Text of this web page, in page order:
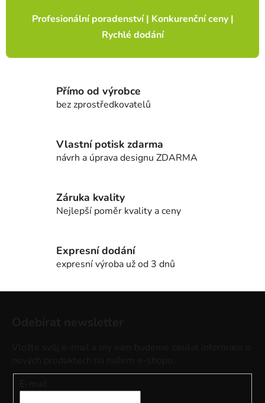
Profesionální poradenství | Konkurenční ceny |
Rychlé dodání
Přímo od výrobce
bez zprostředkovatelů
Vlastní potisk zdarma
návrh a úprava designu ZDARMA
Záruka kvality
Nejlepší poměr kvality a ceny
Expresní dodání
expresní výroba už od 3 dnů